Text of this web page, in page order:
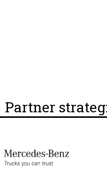
Partner